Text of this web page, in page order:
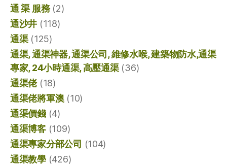
通 渠 服務(2)
通沙井 (118)
通渠(125)
通渠, 通渠神器, 通渠公司, 維修水喉, 建築物防水,通渠
專家, 24小時通渠, 高壓通渠(36)
通渠佬(18)
通渠佬將軍澳(10)
通渠價錢(4)
通渠博客(109)
通渠專家分部公司 (104)
通渠教學(426)